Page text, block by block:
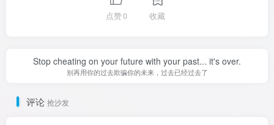
点赞0 收藏
Stop cheating on your future with your past... it's over.
别再用你的过去欺骗你的未来，过去已经过去了
评论 抢沙发